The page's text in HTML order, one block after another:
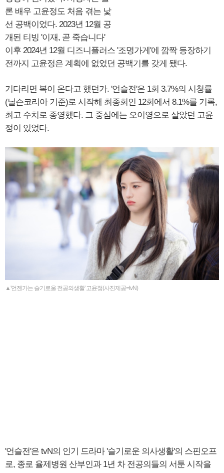
론 배우 고윤정도 처음 겪는 낯
선 공백이었다. 2023년 12월 공
개된 티빙 '이재, 곧 죽습니다'
이후 2024년 12월 디즈니플러스 '조명가게'에 깜짝 등장하기
전까지 고윤정은 계획에 없었던 공백기를 갖게 됐다.
기다리면 복이 온다고 했던가. '언슬전'은 1회 3.7%의 시청률
(닐슨코리아 기준)로 시작해 최종회인 12회에서 8.1%를 기록,
최고 수치로 종영했다. 그 중심에는 오이영으로 살았던 고윤
정이 있었다.
▲'언젠가는 슬기로울 전공의생활' 고윤정(사진제공=tvN)
'언슬전'은 tvN의 인기 드라마 '슬기로운 의사생활'의 스핀오프
로, 종로 율제병원 산부인과 1년 차 전공의들의 서툰 시작을